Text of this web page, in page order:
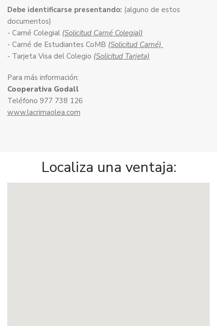
Debe identificarse presentando: (alguno de estos
documentos)
- Carné Colegial (Solicitud Carné Colegial)
- Carné de Estudiantes CoMB (Solicitud Carné)
- Tarjeta Visa del Colegio (Solicitud Tarjeta)
Para más información:
Cooperativa Godall
Teléfono 977 738 126
www.lacrimaolea.com
Localiza una ventaja: